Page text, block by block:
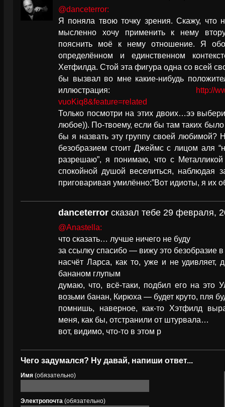
@danceterror:
Я поняла твою точку зрения. Скажу, что
мысленно хочу применить к нему
пояснить моё к нему отношение. Я
определённом и единственном
Хетфилда. Стой эта фигура одна со всей
бы вызвал во мне какие-нибудь
иллюстрация: http://
vuoKiq8&feature=related
Только посмотри на этих двоих…ээ
любое)). По-твоему, если бы там таких
бы я назвать эту группу своей любимой?
безобразием стоит Джеймс с лицом аля
разрешаю”, я понимаю, что с
спокойной душой веселиться, наблюдая
приговаривая умилённо:”Вот идиоты, я их
danceterror сказал тебе 29 февраля,
@Anastella:
что сказать… лучше ничего не буду
за ссылку спасибо — вижу это безобразие
насчёт Ларса, как то, уже и не
бананом глупым
думаю, что, всё-таки, подбил его на это
возьми банан, Кирюха — будет круто, пля
помнишь, наверное, как-то Хэтфилд
меня, как бы, отстранили от штурвала…
вот, видимо, что-то в этом р
Чего задумался? Ну давай, напиши ответ...
Имя (обязательно)
Электропочта (обязательно)